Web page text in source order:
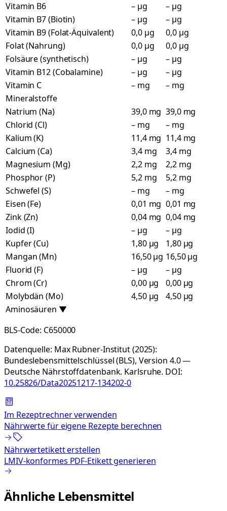
Vitamin B6
– µg
– µg
Vitamin B7 (Biotin)
– µg
– µg
Vitamin B9 (Folat-Äquivalent)
0,0 µg
0,0 µg
Folat (Nahrung)
0,0 µg
0,0 µg
Folsäure (synthetisch)
– µg
– µg
Vitamin B12 (Cobalamine)
– µg
– µg
Vitamin C
– mg
– mg
Mineralstoffe
Natrium (Na)
39,0 mg 39,0 mg
Chlorid (Cl)
– mg
– mg
Kalium (K)
11,4 mg 11,4 mg
Calcium (Ca)
3,4 mg
3,4 mg
Magnesium (Mg)
2,2 mg
2,2 mg
Phosphor (P)
5,2 mg
5,2 mg
Schwefel (S)
– mg
– mg
Eisen (Fe)
0,01 mg 0,01 mg
Zink (Zn)
0,04 mg 0,04 mg
Iodid (I)
– µg
– µg
Kupfer (Cu)
1,80 µg
1,80 µg
Mangan (Mn)
16,50 µg 16,50 µg
Fluorid (F)
– µg
– µg
Chrom (Cr)
0,00 µg
0,00 µg
Molybdän (Mo)
4,50 µg
4,50 µg
Aminosäuren ▼
BLS-Code: C650000
Datenquelle: Max Rubner-Institut (2025):
Bundeslebensmittelschlüssel (BLS), Version 4.0 —
Deutsche Nährstoffdatenbank. Karlsruhe. DOI:
10.25826/Data20251217-134202-0
Im Rezeptrechner verwenden
Nährwerte für eigene Rezepte berechnen
Nährwertetikett erstellen
LMIV-konformes PDF-Etikett generieren
Ähnliche Lebensmittel